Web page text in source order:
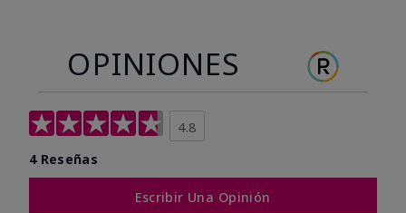
OPINIONES
4.8
4 Reseñas
Escribir Una Opinión